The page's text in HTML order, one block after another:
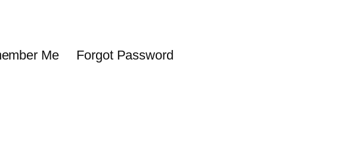
Me Forgot Password